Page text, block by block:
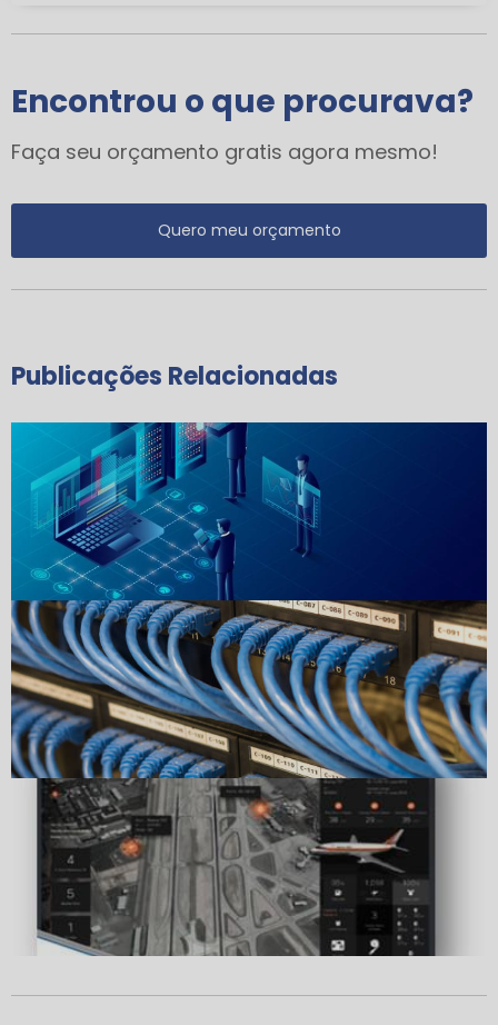
Encontrou o que procurava?
Faça seu orçamento gratis agora mesmo!
Quero meu orçamento
Publicações Relacionadas